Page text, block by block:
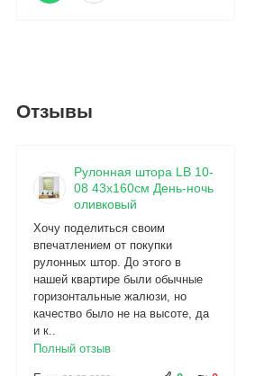
Отзывы
Рулонная штора LB 10-
08 43х160см День-ночь
оливковый
Хочу поделиться своим
впечатлением от покупки
рулонных штор. До этого в
нашей квартире были обычные
горизонтальные жалюзи, но
качество было не на высоте, да
и к..
Полный отзыв